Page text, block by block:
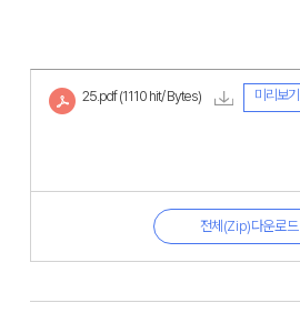
25.pdf (1110 hit/ Bytes) 미리보기
전체(Zip)다운로드